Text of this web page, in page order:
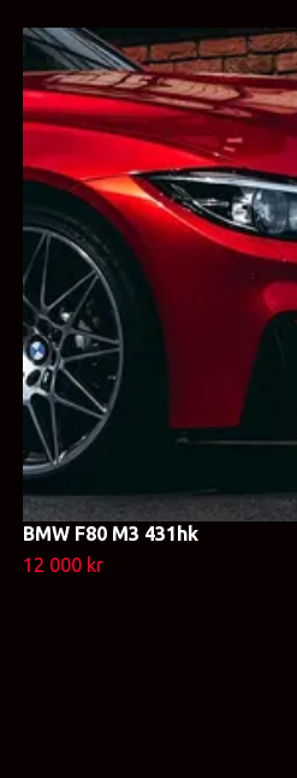
BMW F80 M3 431hk
12 000 kr